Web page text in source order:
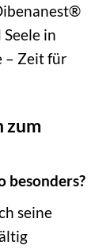
in
– Zeit für
zum
besonders?
seine